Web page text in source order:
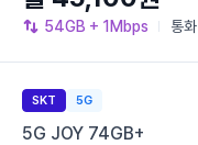
54GB + 1Mbps 통화
SKT 5G
5G JOY 74GB+